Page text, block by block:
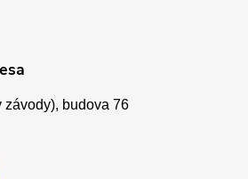
budova 76